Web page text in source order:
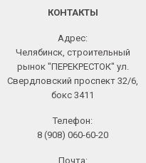
КОНТАКТЫ
Адрес:
Челябинск, строительный
рынок "ПЕРЕКРЕСТОК" ул.
Свердловский проспект 32/6,
бокс 3411
Телефон:
8 (908) 060-60-20
Почта: